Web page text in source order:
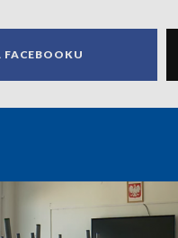
FACEBOOKU